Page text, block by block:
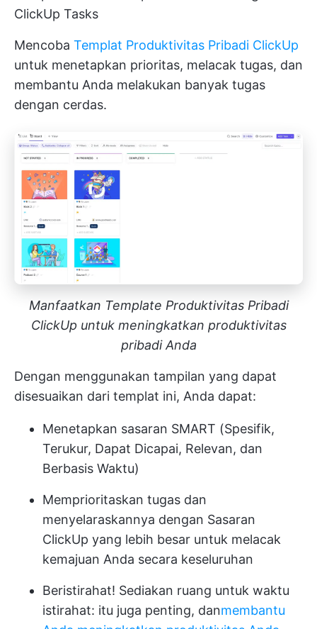
ClickUp Tasks
Mencoba Templat Produktivitas Pribadi ClickUp
untuk menetapkan prioritas, melacak tugas, dan
membantu Anda melakukan banyak tugas
dengan cerdas.
Manfaatkan Template Produktivitas Pribadi
ClickUp untuk meningkatkan produktivitas
pribadi Anda
Dengan menggunakan tampilan yang dapat
disesuaikan dari templat ini, Anda dapat:
Menetapkan sasaran SMART (Spesifik,
Terukur, Dapat Dicapai, Relevan, dan
Berbasis Waktu)
Memprioritaskan tugas dan
menyelaraskannya dengan Sasaran
ClickUp yang lebih besar untuk melacak
kemajuan Anda secara keseluruhan
Beristirahat! Sediakan ruang untuk waktu
istirahat: itu juga penting, danmembantu